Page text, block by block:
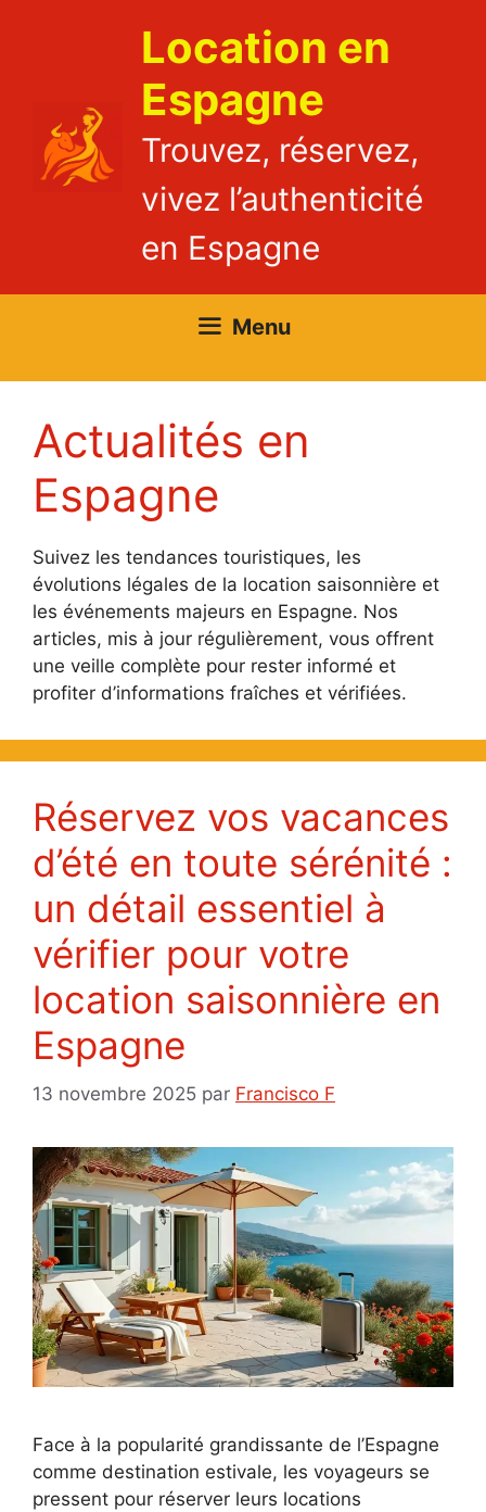
Location en
Espagne
Trouvez, réservez,
vivez l’authenticité
en Espagne
Menu
Actualités en
Espagne
Suivez les tendances touristiques, les
évolutions légales de la location saisonnière et
les événements majeurs en Espagne. Nos
articles, mis à jour régulièrement, vous offrent
une veille complète pour rester informé et
profiter d’informations fraîches et vérifiées.
Réservez vos vacances
d’été en toute sérénité :
un détail essentiel à
vérifier pour votre
location saisonnière en
Espagne
13 novembre 2025 par Francisco F
Face à la popularité grandissante de l’Espagne
comme destination estivale, les voyageurs se
pressent pour réserver leurs locations